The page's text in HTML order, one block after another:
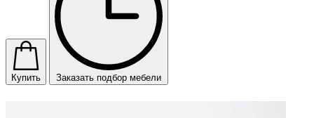
Купить Заказать подбор мебели